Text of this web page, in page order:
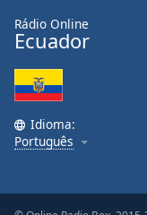
window.
dialog
window.
Escape
will
and
Rádio Online
Ecuador
Idioma:
Português